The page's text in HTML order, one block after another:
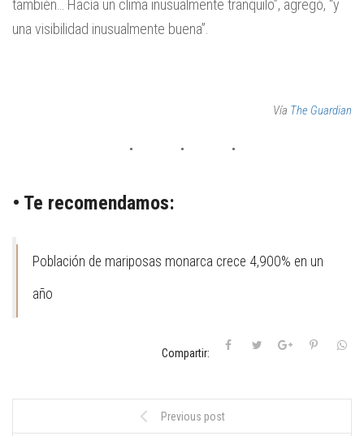
también… Hacía un clima inusualmente tranquilo”, agregó, “y
una visibilidad inusualmente buena”.
Vía The Guardian
• Te recomendamos:
Población de mariposas monarca crece 4,900% en un
año
Compartir:
Previous post